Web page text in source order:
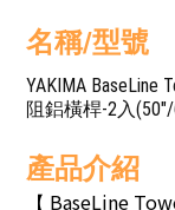
名稱/型號
YAKIMA
阻鋁橫桿-2入
產品介紹
【 BaseLine